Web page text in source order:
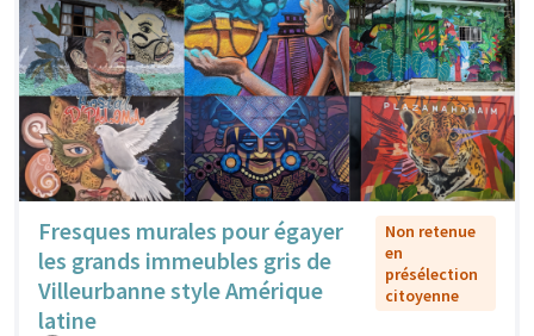
Fresques murales pour égayer
les grands immeubles gris de
Villeurbanne style Amérique
latine
Non retenue
en
présélection
citoyenne